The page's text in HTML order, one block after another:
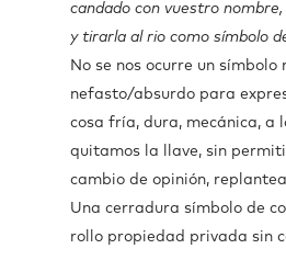
candado con vuestro
y tirarla al rio como símbolo
No se nos ocurre un símbolo
nefasto/absurdo para
cosa fría, dura, mecánica, a
quitamos la llave, sin
cambio de opinión,
Una cerradura símbolo de
rollo propiedad privada sin